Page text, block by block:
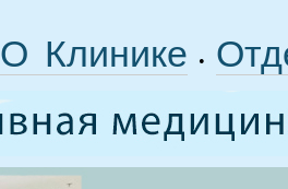
О Клинике •